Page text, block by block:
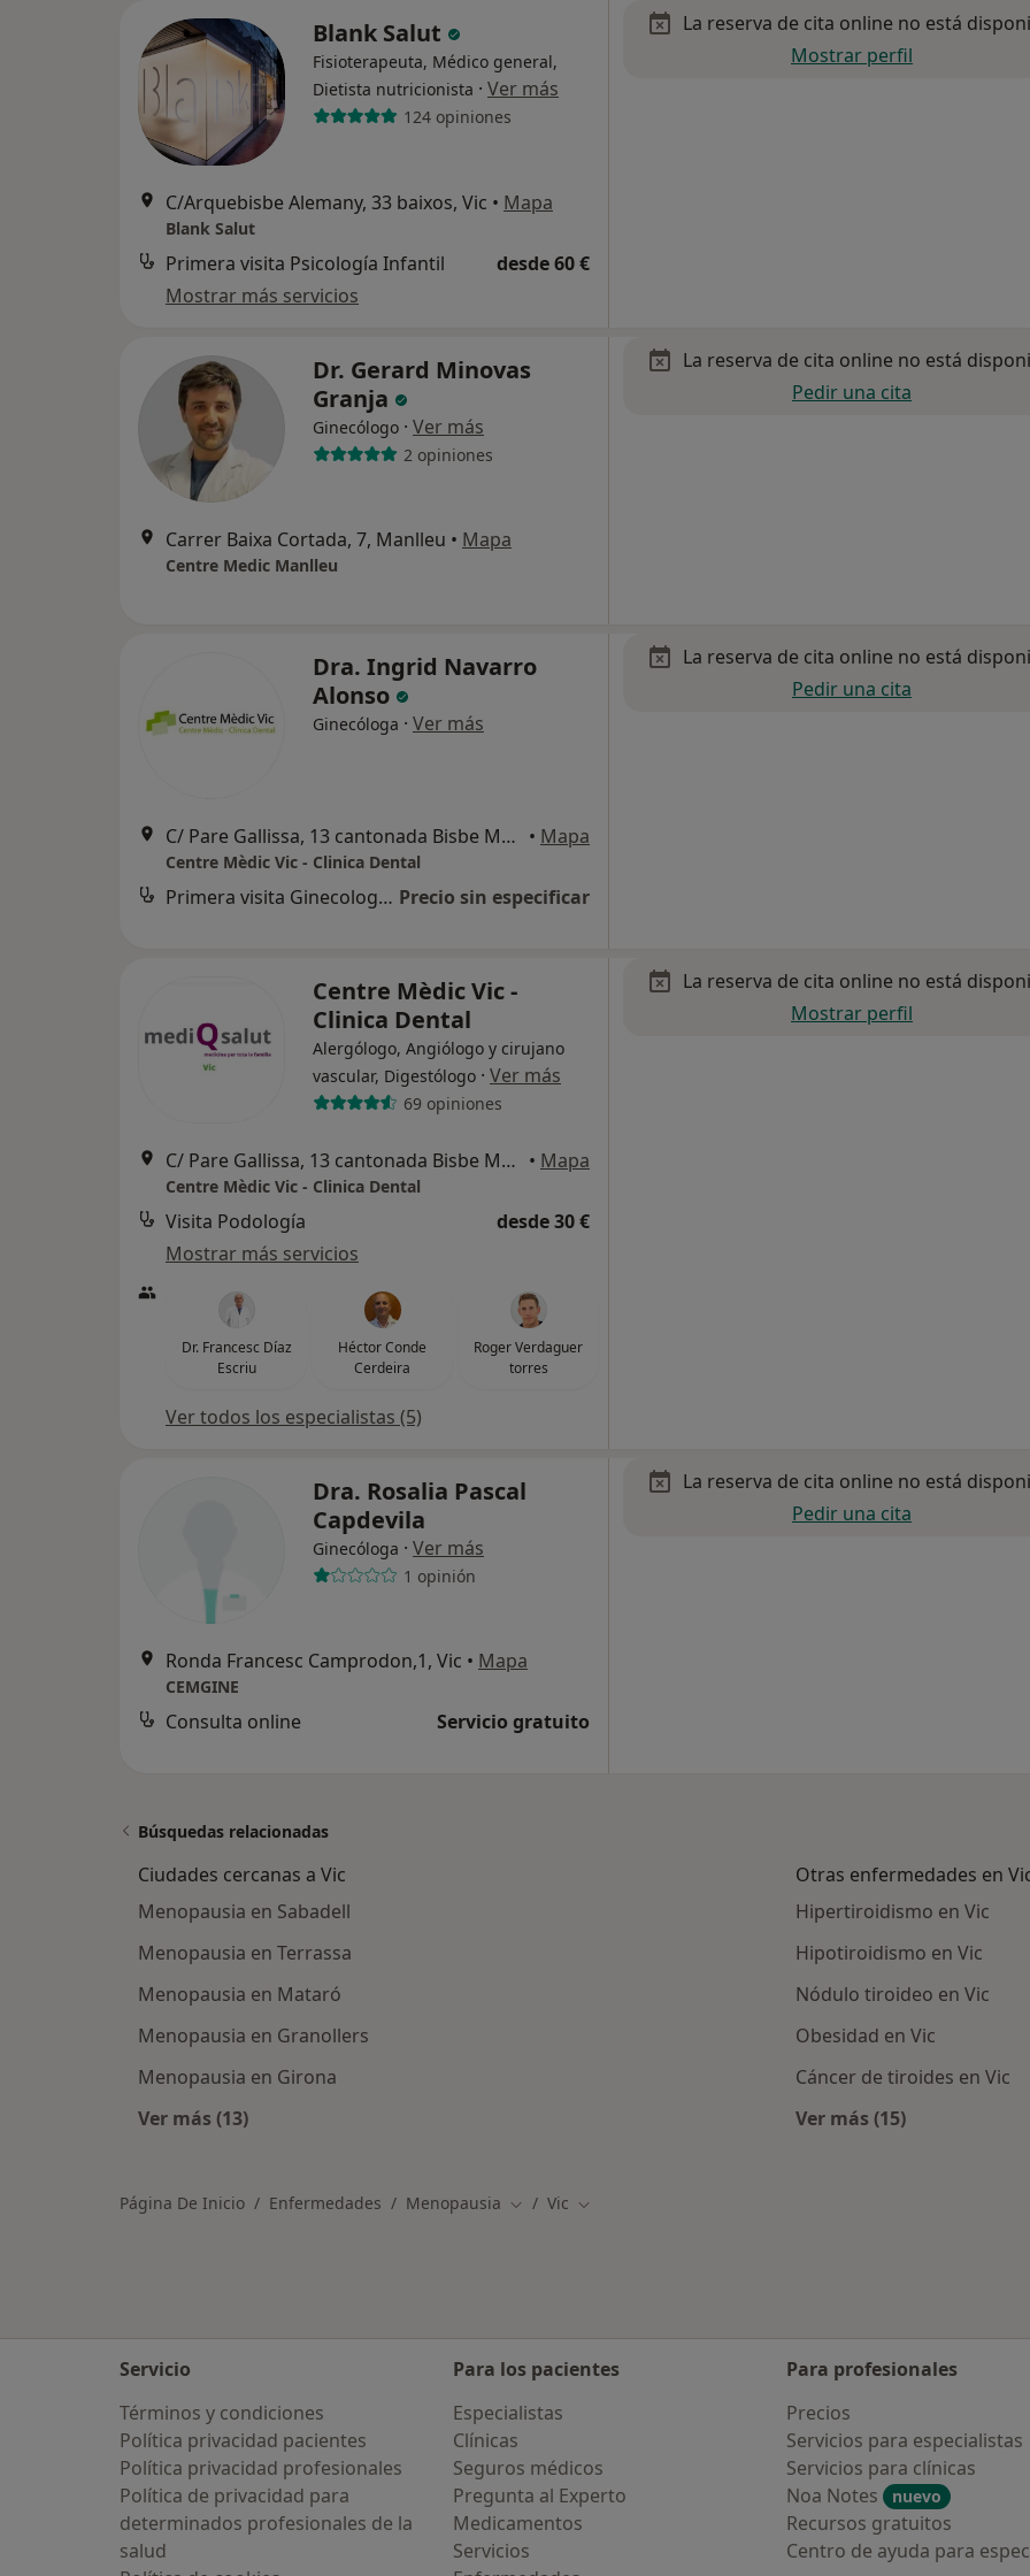
Blank Salut
Fisioterapeuta, Médico general,
Dietista nutricionista · Ver más
124 opiniones
C/Arquebisbe Alemany, 33 baixos, Vic • Mapa
Blank Salut
Primera visita Psicología Infantil
desde 60 €
Mostrar más servicios
La reserva de cita online no está
Mostrar perfil
Dr. Gerard Minovas
Granja
Ginecólogo · Ver más
2 opiniones
Carrer Baixa Cortada, 7, Manlleu • Mapa
Centre Medic Manlleu
La reserva de cita online no está
Pedir una cita
Dra. Ingrid Navarro
Alonso
Ginecóloga · Ver más
C/ Pare Gallissa, 13 cantonada Bisbe Morgades, Vic • Mapa
Centre Mèdic Vic - Clinica Dental
Primera visita Ginecología y Obstetricia Precio sin especificar
La reserva de cita online no está
Pedir una cita
Centre Mèdic Vic -
Clinica Dental
Alergólogo, Angiólogo y cirujano
vascular, Digestólogo · Ver más
69 opiniones
C/ Pare Gallissa, 13 cantonada Bisbe Morgades, Vic • Mapa
Centre Mèdic Vic - Clinica Dental
Visita Podología
desde 30 €
Mostrar más servicios
Dr. Francesc Díaz
Escriu
Héctor Conde
Cerdeira
Roger Verdaguer
torres
Ver todos los especialistas (5)
La reserva de cita online no está
Mostrar perfil
Dra. Rosalia Pascal
Capdevila
Ginecóloga · Ver más
1 opinión
Ronda Francesc Camprodon,1, Vic • Mapa
CEMGINE
Consulta online Servicio gratuito
La reserva de cita online no está
Pedir una cita
Búsquedas relacionadas
Ciudades cercanas a Vic
Menopausia en Sabadell
Menopausia en Terrassa
Menopausia en Mataró
Menopausia en Granollers
Menopausia en Girona
Ver más (13)
Otras enfermedades en
Hipertiroidismo en Vic
Hipotiroidismo en Vic
Nódulo tiroideo en Vic
Obesidad en Vic
Cáncer de tiroides en Vic
Ver más (15)
Página De Inicio Enfermedades Menopausia Cambiar de ciudad
Vic Cambiar de ciudad
Servicio
Términos y condiciones
Política privacidad pacientes
Política privacidad profesionales
Política de privacidad para
determinados profesionales de la
salud
Para los pacientes
Especialistas
Clínicas
Seguros médicos
Pregunta al Experto
Medicamentos
Servicios
Para profesionales
Precios
Servicios para especialistas
Servicios para clínicas
Noa Notes
nuevo
Recursos gratuitos
Centro de ayuda para